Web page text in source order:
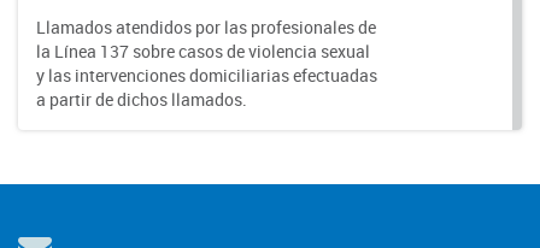
Llamados atendidos por las profesionales de
la Línea 137 sobre casos de violencia sexual
y las intervenciones domiciliarias efectuadas
a partir de dichos llamados.